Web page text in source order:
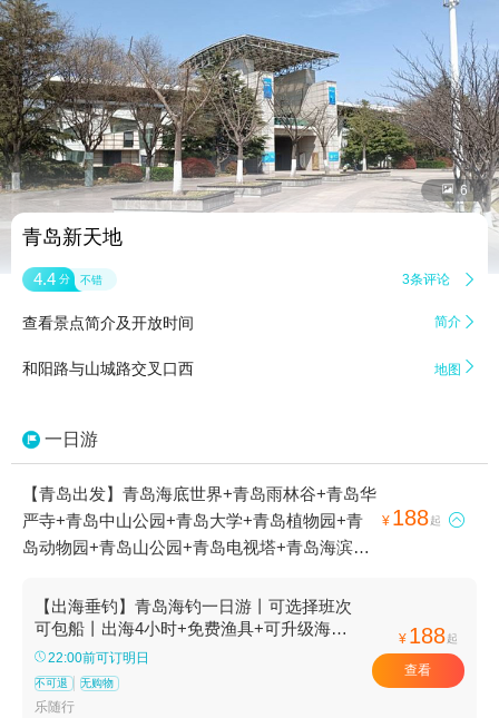
 6
青岛新天地
4.4 分 不错 3条评论 
查看景点简介及开放时间 简介 
和阳路与山城路交叉口西 地图 
一日游
【青岛出发】青岛海底世界+青岛雨林谷+青岛华
严寺+青岛中山公园+青岛大学+青岛植物园+青
岛动物园+青岛山公园+青岛电视塔+青岛海滨
港+青岛湾+青岛海上观光+青岛太平山+青岛出
海垂钓观光休闲游+青岛唐岛湾+小港钓鱼码头1
日游
¥ 188起 
【出海垂钓】青岛海钓一日游丨可选择班次
可包船丨出海4小时+免费渔具+可升级海上
BBQ丨专业老船长带队
22:00前可订明日
不可退 无购物
乐随行
¥ 188起
查看
